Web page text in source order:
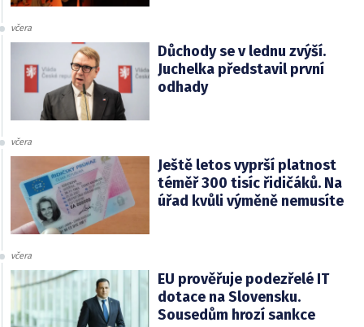
včera
Důchody se v lednu zvýší.
Juchelka představil první
odhady
včera
Ještě letos vyprší platnost
téměř 300 tisíc řidičáků. Na
úřad kvůli výměně nemusíte
včera
EU prověřuje podezřelé IT
dotace na Slovensku.
Sousedům hrozí sankce